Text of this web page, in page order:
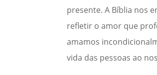
presente. A Bíblia nos
refletir o amor que
amamos
vida das pessoas ao